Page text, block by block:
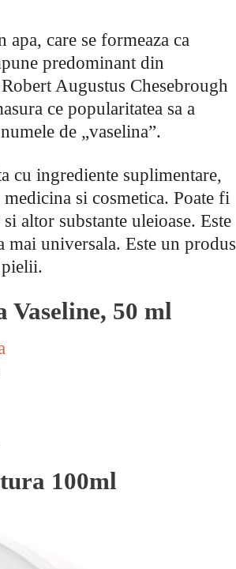
care se formeaza ca
predominant din
Augustus Chesebrough
ce popularitatea sa a
de „vaselina”.
cu ingrediente suplimentare,
si cosmetica. Poate fi
altor substante uleioase. Este
mai universala. Este un produs
Vaseline, 50 ml
100ml